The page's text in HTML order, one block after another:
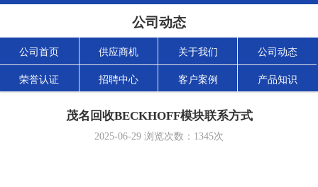
公司动态
公司首页 供应商机 关于我们 公司动态
荣誉认证 招聘中心 客户案例 产品知识
茂名回收BECKHOFF模块联系方式
2025-06-29 浏览次数： 1345次